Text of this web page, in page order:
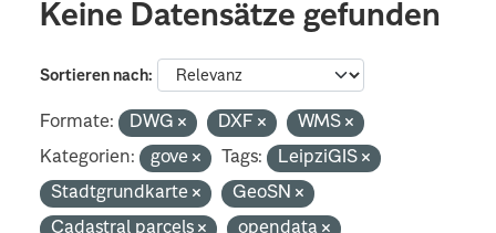
Keine Datensätze gefunden
Sortieren nach
Formate: DWG DXF
WMS
Kategorien:
gove Tags:
LeipziGIS
Stadtgrundkarte
GeoSN
Cadastral parcels
opendata